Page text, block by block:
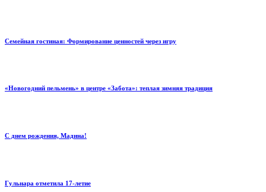
Семейная гостиная: Формирование ценностей через игру
«Новогодний пельмень» в центре «Забота»: теплая зимняя традиция
С днем рождения, Мадина!
Гульнара отметила 17‑летие